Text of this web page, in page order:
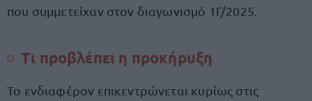
που συμμετείχαν στον διαγωνισμό 1Γ/2025.
Τι προβλέπει η προκήρυξη
Το ενδιαφέρον επικεντρώνεται κυρίως στις